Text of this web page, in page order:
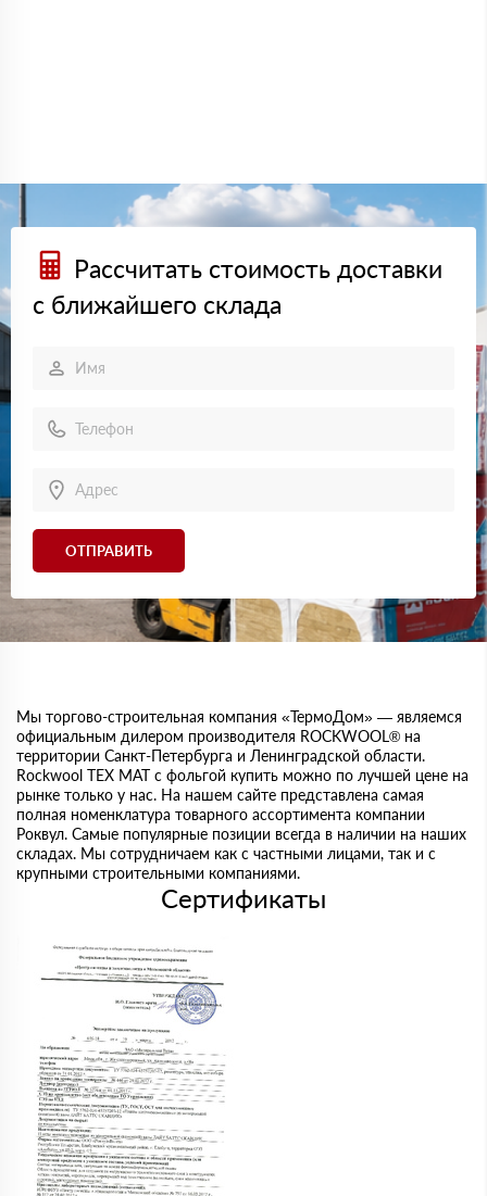
Рассчитать стоимость доставки
с ближайшего склада
ОТПРАВИТЬ
Мы торгово-строительная компания «ТермоДом» — являемся
официальным дилером производителя ROCKWOOL® на
территории Санкт-Петербурга и Ленинградской области.
Rockwool ТЕХ МАТ с фольгой купить можно по лучшей цене на
рынке только у нас. На нашем сайте представлена самая
полная номенклатура товарного ассортимента компании
Роквул. Самые популярные позиции всегда в наличии на наших
складах. Мы сотрудничаем как с частными лицами, так и с
крупными строительными компаниями.
Сертификаты